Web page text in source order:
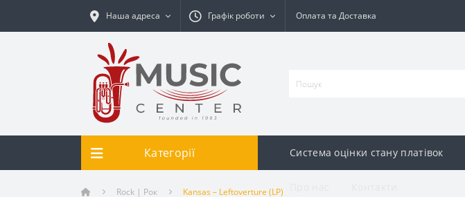
Наша адреса Графік роботи Оплата та Доставка
Категорії Система оцінки стану платівок
Rock | Рок Kansas ‎– Leftoverture (LP)